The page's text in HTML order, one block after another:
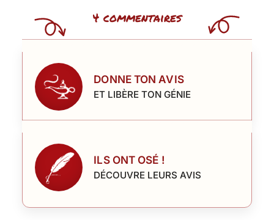
4 commentaires
DONNE TON AVIS
ET LIBÈRE TON GÉNIE
ILS ONT OSÉ !
DÉCOUVRE LEURS AVIS